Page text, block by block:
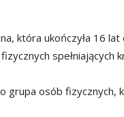
która ukończyła 16 lat
spełniających
grupa osób fizycznych,